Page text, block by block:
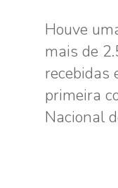
Houve
mais de
recebidas
primeira
Nacional